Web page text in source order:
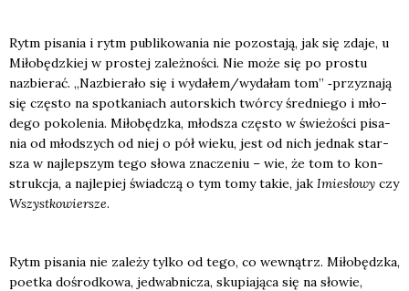
Rytm pisa­nia i rytm publi­ko­wa­nia nie pozo­sta­ją, jak się zda­je, u
Miło­będz­kiej w pro­stej zależ­no­ści. Nie może się po pro­stu
nazbie­rać. „Nazbie­ra­ło się i wydałem/wydałam tom” ‑przy­zna­ją
się czę­sto na spo­tka­niach autor­skich twór­cy śred­nie­go i mło­
de­go poko­le­nia. Miło­będz­ka, młod­sza czę­sto w świe­żo­ści pisa­
nia od młod­szych od niej o pół wie­ku, jest od nich jed­nak star­
sza w naj­lep­szym tego sło­wa zna­cze­niu – wie, że tom to kon­
struk­cja, a naj­le­piej świad­czą o tym tomy takie, jak Imie­sło­wy czy
Wszyst­ko­wier­sze.
Rytm pisa­nia nie zale­ży tyl­ko od tego, co wewnątrz. Miło­będz­ka,
poet­ka dośrod­ko­wa, jedwab­ni­cza, sku­pia­ją­ca się na sło­wie,